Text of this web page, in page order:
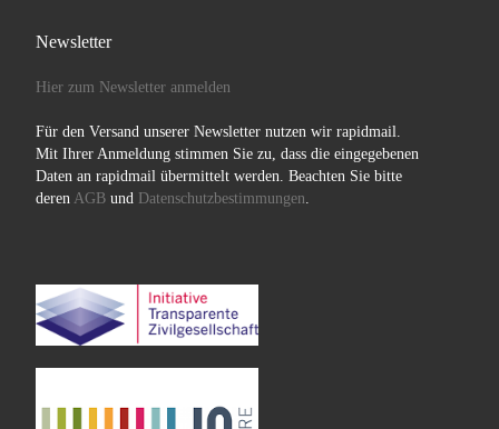
Newsletter
Hier zum Newsletter anmelden
Für den Versand unserer Newsletter nutzen wir rapidmail.
Mit Ihrer Anmeldung stimmen Sie zu, dass die eingegebenen
Daten an rapidmail übermittelt werden. Beachten Sie bitte
deren AGBund Datenschutzbestimmungen